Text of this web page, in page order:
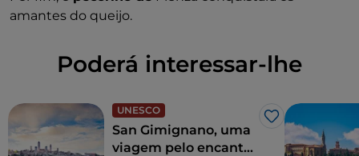
amantes do queijo.
Poderá interessar-lhe
UNESCO
Gosto
San Gimignano, uma
viagem pelo encanto